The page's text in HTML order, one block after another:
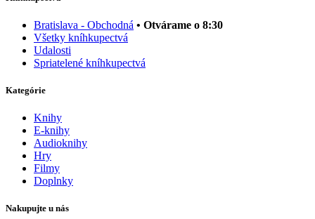
Bratislava - Obchodná • Otvárame o 8:30
Všetky kníhkupectvá
Udalosti
Spriatelené kníhkupectvá
Kategórie
Knihy
E-knihy
Audioknihy
Hry
Filmy
Doplnky
Nakupujte u nás